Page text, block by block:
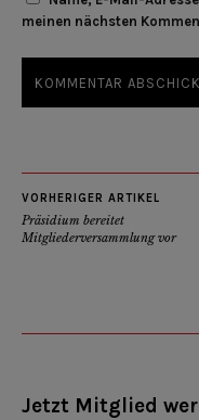
meinen nächsten
VORHERIGER ARTIKEL
Präsidium bereitet
Mitgliederversammlung vor
Jetzt Mitglied